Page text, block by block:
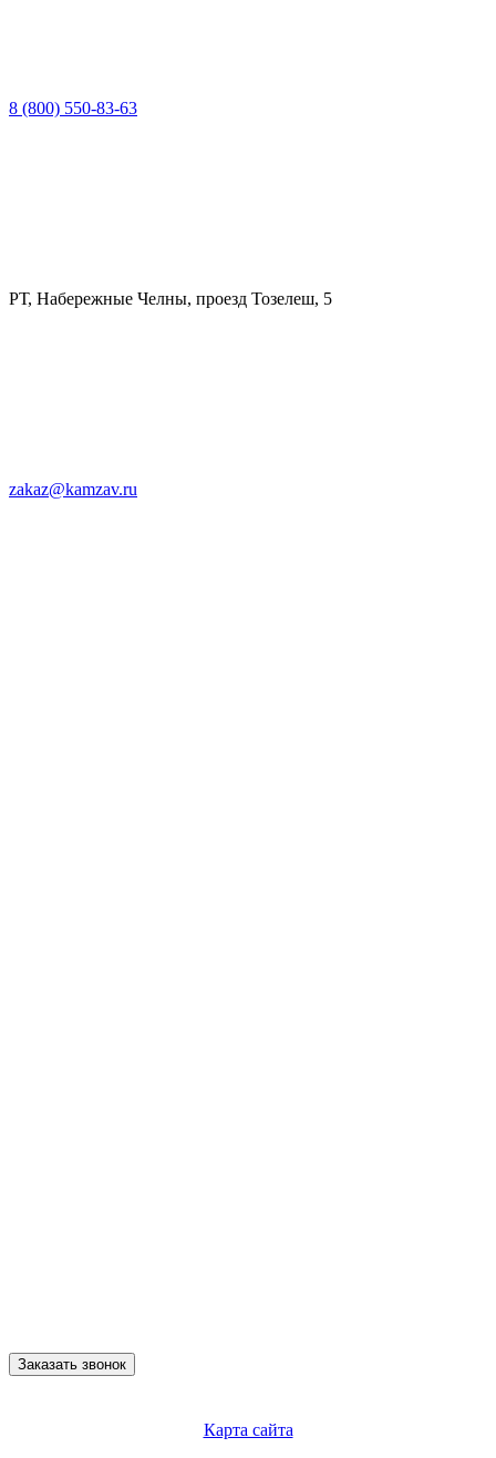
8 (800) 550-83-63
РТ, Набережные Челны, проезд Тозелеш, 5
zakaz@kamzav.ru
Заказать звонок
Карта сайта